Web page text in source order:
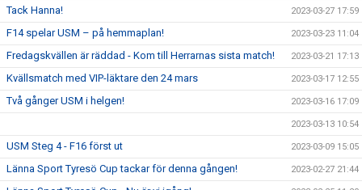
Tack Hanna! 2023-03-27 17:59
F14 spelar USM – på hemmaplan! 2023-03-23 11:04
Fredagskvällen är räddad - Kom till Herrarnas sista match! 2023-03-21 17:13
Kvällsmatch med VIP-läktare den 24 mars 2023-03-17 12:55
Två gånger USM i helgen! 2023-03-16 17:09
2023-03-13 10:54
USM Steg 4 - F16 först ut 2023-03-09 15:05
Länna Sport Tyresö Cup tackar för denna gången! 2023-02-27 21:44